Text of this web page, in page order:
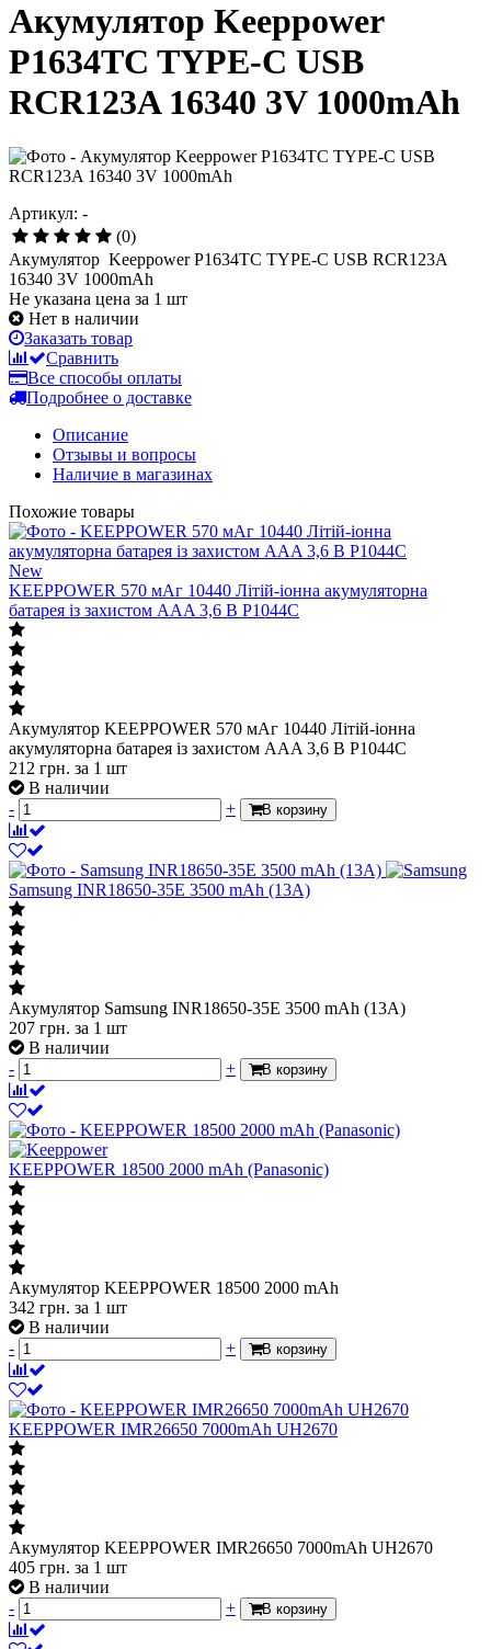
Акумулятор Keeppower
P1634TC TYPE-C USB
RCR123A 16340 3V 1000mAh
Артикул: -
(0)
Акумулятор Keeppower P1634TC TYPE-C USB RCR123A
16340 3V 1000mAh
Не указана цена за 1 шт
Нет в наличии
Заказать товар
Сравнить
Все способы оплаты
Подробнее о доставке
Описание
Отзывы и вопросы
Наличие в магазинах
Похожие товары
New
KEEPPOWER 570 мАг 10440 Літій-іонна акумуляторна
батарея із захистом AAA 3,6 В P1044C
Акумулятор KEEPPOWER 570 мАг 10440 Літій-іонна
акумуляторна батарея із захистом AAA 3,6 В P1044C
212 грн. за 1 шт
В наличии
-
+ В корзину
Samsung INR18650-35E 3500 mAh (13А)
Акумулятор Samsung INR18650-35E 3500 mAh (13А)
207 грн. за 1 шт
В наличии
-
+ В корзину
KEEPPOWER 18500 2000 mAh (Panasonic)
Акумулятор KEEPPOWER 18500 2000 mAh
342 грн. за 1 шт
В наличии
-
+ В корзину
KEEPPOWER IMR26650 7000mAh UH2670
Акумулятор KEEPPOWER IMR26650 7000mAh UH2670
405 грн. за 1 шт
В наличии
-
+ В корзину